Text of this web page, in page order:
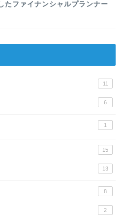
たファイナンシャルプランナー
11
6
1
15
13
8
2